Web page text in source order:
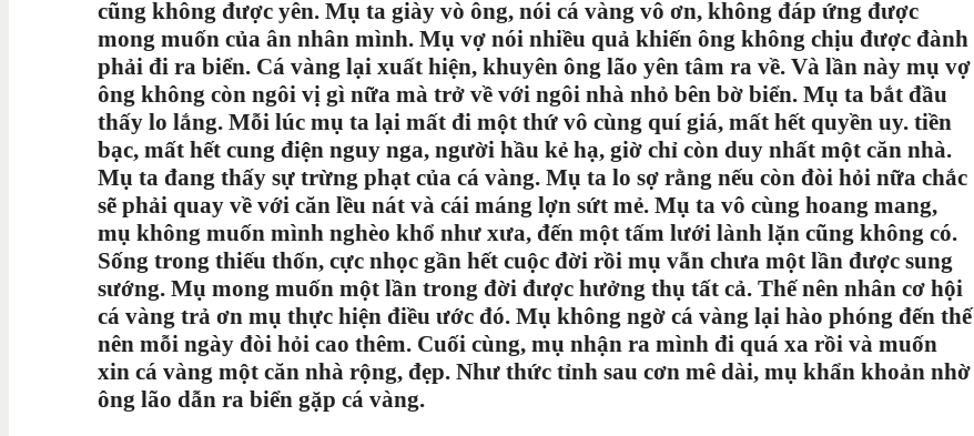
cũng không được yên. Mụ ta giày vò ông, nói cá vàng vô ơn, không đáp ứng được
mong muốn của ân nhân mình. Mụ vợ nói nhiều quả khiến ông không chịu được đành
phải đi ra biển. Cá vàng lại xuất hiện, khuyên ông lão yên tâm ra về. Và lần này mụ vợ
ông không còn ngôi vị gì nữa mà trở về với ngôi nhà nhỏ bên bờ biển. Mụ ta bắt đầu
thấy lo lắng. Mỗi lúc mụ ta lại mất đi một thứ vô cùng quí giá, mất hết quyền uy. tiền
bạc, mất hết cung điện nguy nga, người hầu kẻ hạ, giờ chỉ còn duy nhất một căn nhà.
Mụ ta đang thấy sự trừng phạt của cá vàng. Mụ ta lo sợ rằng nếu còn đòi hỏi nữa chắc
sẽ phải quay về với căn lều nát và cái máng lợn sứt mẻ. Mụ ta vô cùng hoang mang,
mụ không muốn mình nghèo khổ như xưa, đến một tấm lưới lành lặn cũng không có.
Sống trong thiếu thốn, cực nhọc gần hết cuộc đời rồi mụ vẫn chưa một lần được sung
sướng. Mụ mong muốn một lần trong đời được hưởng thụ tất cả. Thế nên nhân cơ hội
cá vàng trả ơn mụ thực hiện điều ước đó. Mụ không ngờ cá vàng lại hào phóng đến thế
nên mỗi ngày đòi hỏi cao thêm. Cuối cùng, mụ nhận ra mình đi quá xa rồi và muốn
xin cá vàng một căn nhà rộng, đẹp. Như thức tỉnh sau cơn mê dài, mụ khẩn khoản nhờ
ông lão dẫn ra biển gặp cá vàng.